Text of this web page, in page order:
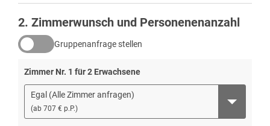
2. Zimmerwunsch und Personenenanzahl
Gruppenanfrage stellen
Zimmer Nr. 1 für2 Erwachsene
Egal (Alle Zimmer anfragen)
(ab 707 € p.P.)